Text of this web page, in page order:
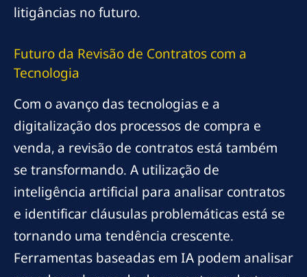
litigâncias no futuro.
Futuro da Revisão de Contratos com a
Tecnologia
Com o avanço das tecnologias e a
digitalização dos processos de compra e
venda, a revisão de contratos está também
se transformando. A utilização de
inteligência artificial para analisar contratos
e identificar cláusulas problemáticas está se
tornando uma tendência crescente.
Ferramentas baseadas em IA podem analisar